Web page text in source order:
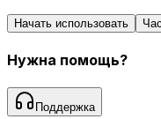
Начать использовать
Нужна помощь?
Поддержка